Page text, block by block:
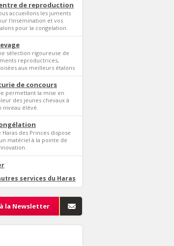
de reproduction
accueillons les juments
l'insémination et vos
pour la congelation.
sélection rigoureuse de
reproductrices,
aux meilleurs étalons
de concours
permettant la mise en
des jeunes chevaux à
niveau élévé.
Haras des Princes dispose
matériel à la pointe de
services du Haras
la Newsletter